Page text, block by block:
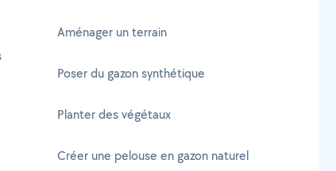
Aménager un terrain
Poser du gazon synthétique
Planter des végétaux
Créer une pelouse en gazon naturel